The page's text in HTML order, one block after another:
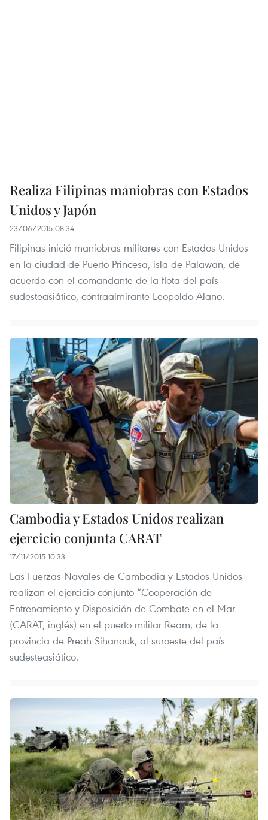
Realiza Filipinas maniobras con Estados
Unidos y Japón
23/06/2015 08:34
Filipinas inició maniobras militares con Estados Unidos
en la ciudad de Puerto Princesa, isla de Palawan, de
acuerdo con el comandante de la flota del país
sudesteasiático, contraalmirante Leopoldo Alano.
Cambodia y Estados Unidos realizan
ejercicio conjunta CARAT
17/11/2015 10:33
Las Fuerzas Navales de Cambodia y Estados Unidos
realizan el ejercicio conjunto “Cooperación de
Entrenamiento y Disposición de Combate en el Mar
(CARAT, inglés) en el puerto militar Ream, de la
provincia de Preah Sihanouk, al suroeste del país
sudesteasiático.